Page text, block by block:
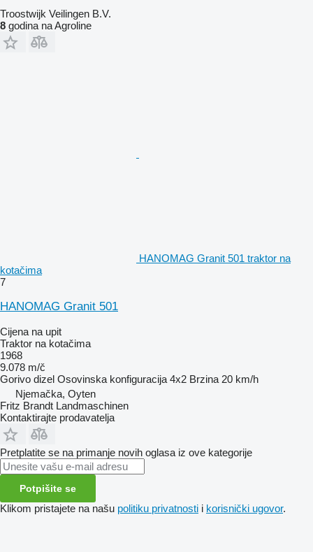
Troostwijk Veilingen B.V.
8 godina na Agroline
HANOMAG Granit 501 traktor na
kotačima
7
HANOMAG Granit 501
Cijena na upit
Traktor na kotačima
1968
9.078 m/č
Gorivo dizel Osovinska konfiguracija 4x2 Brzina 20 km/h
Njemačka, Oyten
Fritz Brandt Landmaschinen
Kontaktirajte prodavatelja
Pretplatite se na primanje novih oglasa iz ove kategorije
Potpišite se
Klikom pristajete na našu politiku privatnosti i korisnički ugovor.